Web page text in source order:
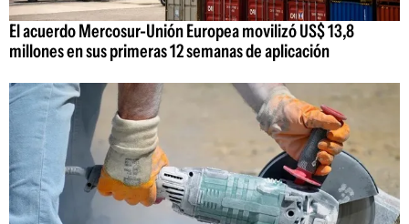
El acuerdo Mercosur-Unión Europea movilizó US$ 13,8
millones en sus primeras 12 semanas de aplicación